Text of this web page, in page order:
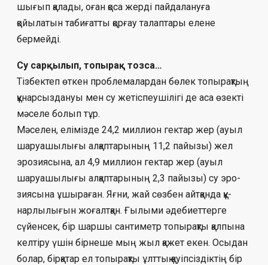
шығып қалады, оған қоса жерді пайдалануға
қойылатын табиғатты қорғау талаптары елене
бермейді.
Су сарқылып, топырақ тозса…
Тізбектеп өткен проблемалардан бө­лек топырақтың
құнарсыздануы мен су жетіспеушілігі де аса өзекті
мәселе болып тұр.
Мәселен, елімізде 24,2 миллион гек­тар жер (ауыл
шаруашылығы ал­қап­тарының 11,2 пайызы) жел
эрозиясына, ал 4,9 миллион гектар жер (ауыл
шаруашы­лы­ғы алқаптарының 2,3 пайызы) су эро­
зия­сына ұшыраған. Яғни, жай сөзбен айтқанда құ­
нарлылығын жоғалтқан. Ғылыми әде­биетт­ерге
сүйенсек, бір шаршы сантиметр то­пырақты қалпына
келтіру үшін бірнеше мың жыл қажет екен. Осыдан
болар, бірқатар ел топырақты ұлттық қауіпсіздіктің бір